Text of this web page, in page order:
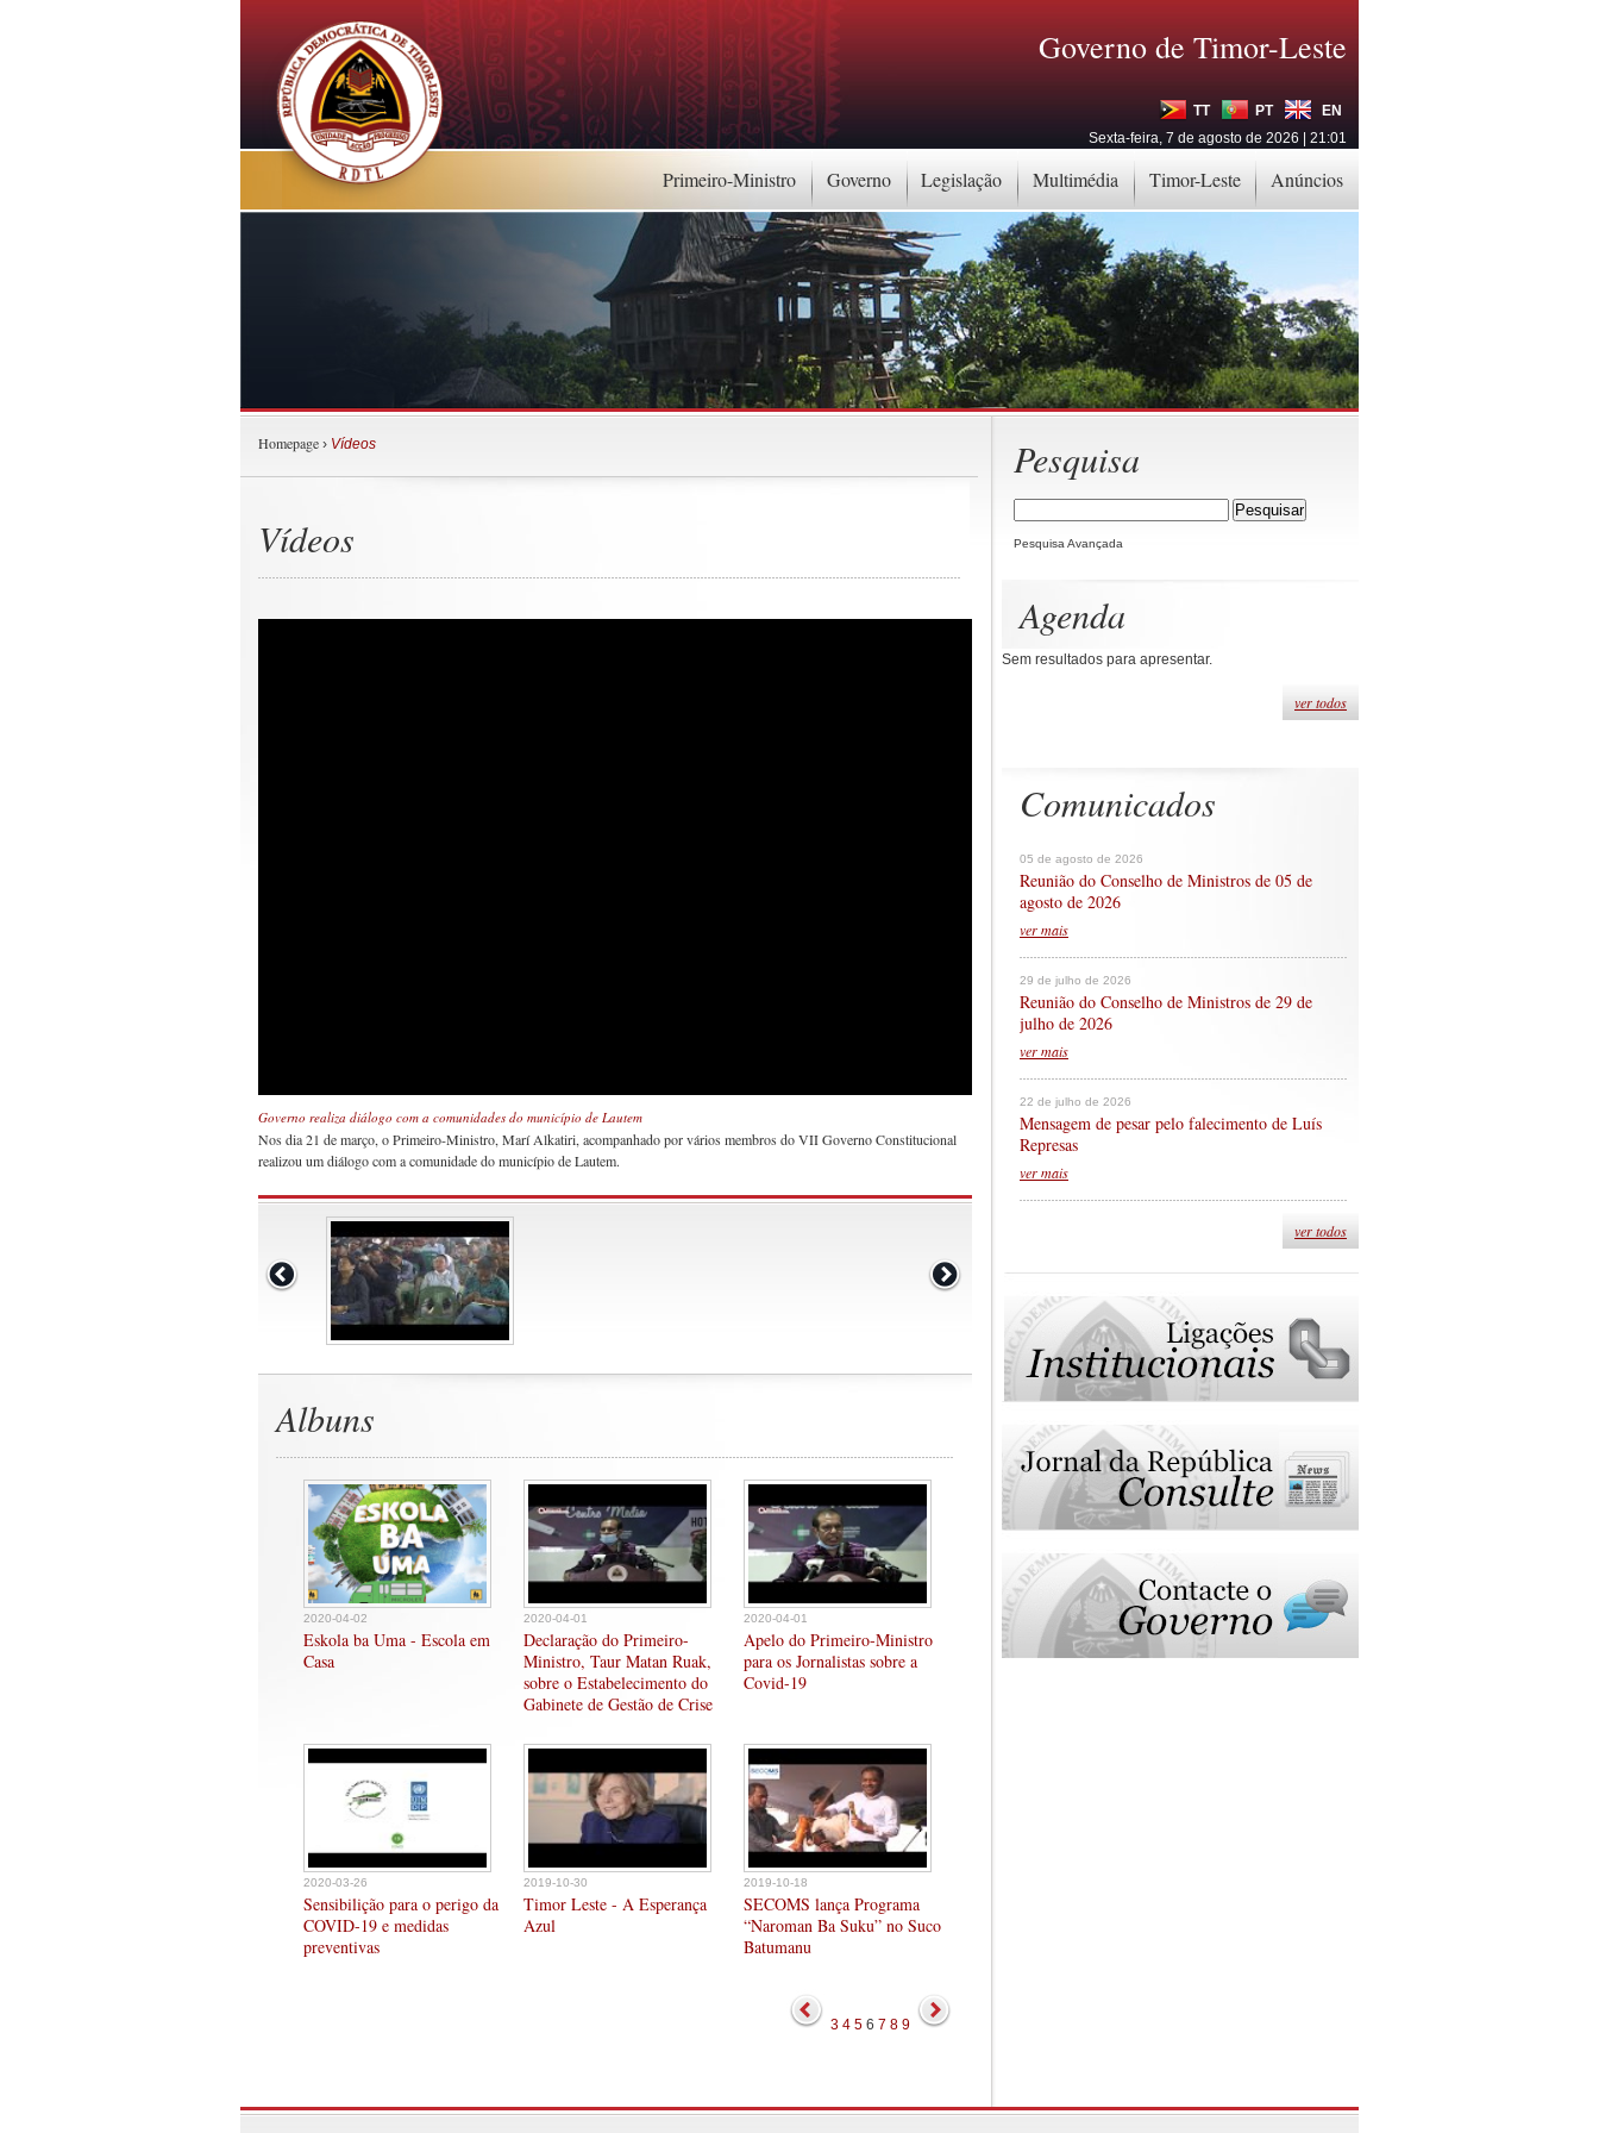
Primeiro-Ministro Governo Legislação Multimédia Timor-Leste Anúncios
Governo de Timor-Leste
TT PT
EN
Sexta-feira, 7 de agosto de 2026 | 21:01
Pesquisa
Pesquisa Avançada
Agenda
Sem resultados para apresentar.
ver todos
Comunicados
05 de agosto de 2026
Reunião do Conselho de Ministros de 05 de
agosto de 2026
ver mais
29 de julho de 2026
Reunião do Conselho de Ministros de 29 de
julho de 2026
ver mais
22 de julho de 2026
Mensagem de pesar pelo falecimento de Luís
Represas
ver mais
ver todos
Homepage › Vídeos
Vídeos
Governo realiza diálogo com a comunidades do município de Lautem
Nos dia 21 de março, o Primeiro-Ministro, Marí Alkatiri, acompanhado por vários membros do VII Governo Constitucional
realizou um diálogo com a comunidade do município de Lautem.
Albuns
2020-04-02
Eskola ba Uma - Escola em
Casa
2020-04-01
Declaração do Primeiro-
Ministro, Taur Matan Ruak,
sobre o Estabelecimento do
Gabinete de Gestão de Crise
2020-04-01
Apelo do Primeiro-Ministro
para os Jornalistas sobre a
Covid-19
2020-03-26
Sensibilição para o perigo da
COVID-19 e medidas
preventivas
2019-10-30
Timor Leste - A Esperança
Azul
2019-10-18
SECOMS lança Programa
“Naroman Ba Suku” no Suco
Batumanu
3 4 5 6 7 8 9